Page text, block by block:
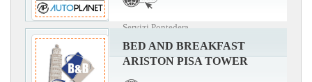
Servizi Pontedera
BED AND BREAKFAST
ARISTON PISA TOWER